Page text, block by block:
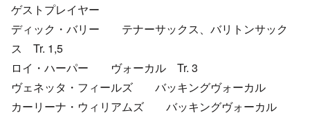
ゲストプレイヤー
ディック・バリー テナーサックス、バリトンサック
ス Tr. 1,5
ロイ・ハーパー ヴォーカル Tr. 3
ヴェネッタ・フィールズ バッキングヴォーカル
カーリーナ・ウィリアムズ バッキングヴォーカル